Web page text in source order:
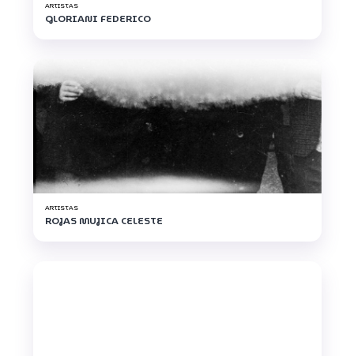
ARTISTAS
GLORIANI FEDERICO
ARTISTAS
ROJAS MUJICA CELESTE